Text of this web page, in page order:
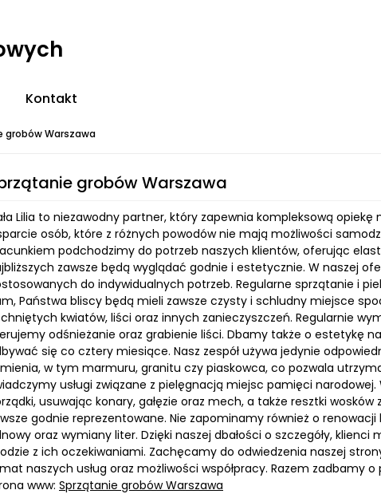
Kontakt
grobów Warszawa
grobów Warszawa
Lilia to niezawodny partner, który zapewnia kompleksową
osób, które z różnych powodów nie mają możliwości
podchodzimy do potrzeb naszych klientów, oferując
zawsze będą wyglądać godnie i estetycznie. W naszej
do indywidualnych potrzeb. Regularne sprzątanie i
Państwa bliscy będą mieli zawsze czysty i schludny miejsce
kwiatów, liści oraz innych zanieczyszczeń. Regularnie
odśnieżanie oraz grabienie liści. Dbamy także o estetykę
się co cztery miesiące. Nasz zespół używa jedynie
w tym marmuru, granitu czy piaskowca, co pozwala
usługi związane z pielęgnacją miejsc pamięci
usuwając konary, gałęzie oraz mech, a także resztki
godnie reprezentowane. Nie zapominamy również o
oraz wymiany liter. Dzięki naszej dbałości o szczegóły,
z ich oczekiwaniami. Zachęcamy do odwiedzenia naszej
naszych usług oraz możliwości współpracy. Razem zadbamy
www: Sprzątanie grobów Warszawa